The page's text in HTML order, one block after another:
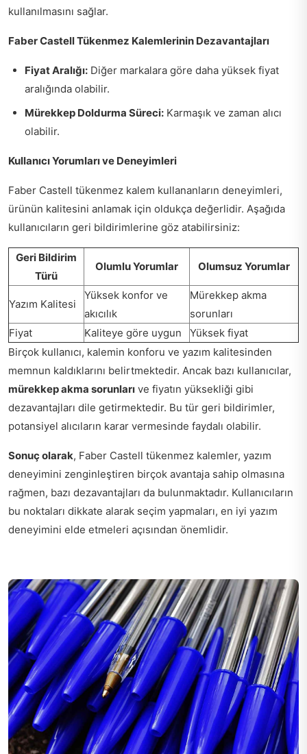
kullanılmasını sağlar.
Faber Castell Tükenmez Kalemlerinin Dezavantajları
Fiyat Aralığı: Diğer markalara göre daha yüksek fiyat
aralığında olabilir.
Mürekkep Doldurma Süreci: Karmaşık ve zaman alıcı
olabilir.
Kullanıcı Yorumları ve Deneyimleri
Faber Castell tükenmez kalem kullananların deneyimleri,
ürünün kalitesini anlamak için oldukça değerlidir. Aşağıda
kullanıcıların geri bildirimlerine göz atabilirsiniz:
Geri Bildirim
Türü
Olumlu Yorumlar Olumsuz Yorumlar
Yazım Kalitesi
Yüksek konfor ve
akıcılık
Mürekkep akma
sorunları
Fiyat
Kaliteye göre uygun
Yüksek fiyat
Birçok kullanıcı, kalemin konforu ve yazım kalitesinden
memnun kaldıklarını belirtmektedir. Ancak bazı kullanıcılar,
mürekkep akma sorunları ve fiyatın yüksekliği gibi
dezavantajları dile getirmektedir. Bu tür geri bildirimler,
potansiyel alıcıların karar vermesinde faydalı olabilir.
Sonuç olarak, Faber Castell tükenmez kalemler, yazım
deneyimini zenginleştiren birçok avantaja sahip olmasına
rağmen, bazı dezavantajları da bulunmaktadır. Kullanıcıların
bu noktaları dikkate alarak seçim yapmaları, en iyi yazım
deneyimini elde etmeleri açısından önemlidir.